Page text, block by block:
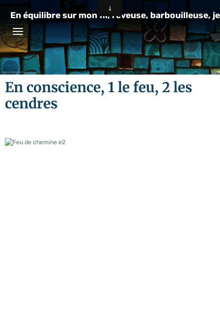
En équilibre sur mon fil, rêveuse, barbouilleuse,
En conscience, 1 le feu, 2 les
cendres